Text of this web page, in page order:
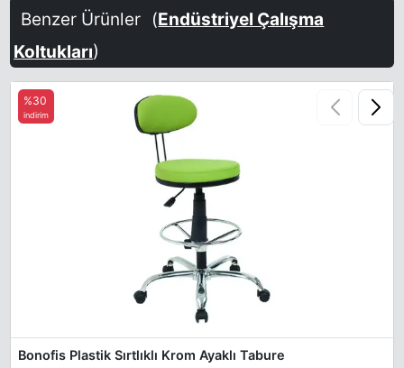
Patara 16 Patara 17 Patara 18
Benzer Ürünler (Endüstriyel Çalışma
Koltukları)
Bonofis Plastik Sırtlıklı Krom Ayaklı Tabure
%30
indirim